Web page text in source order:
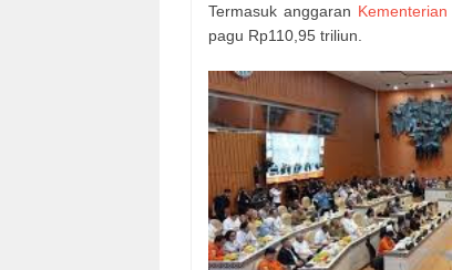
Termasuk anggaran Kementerian
pagu Rp110,95 triliun.